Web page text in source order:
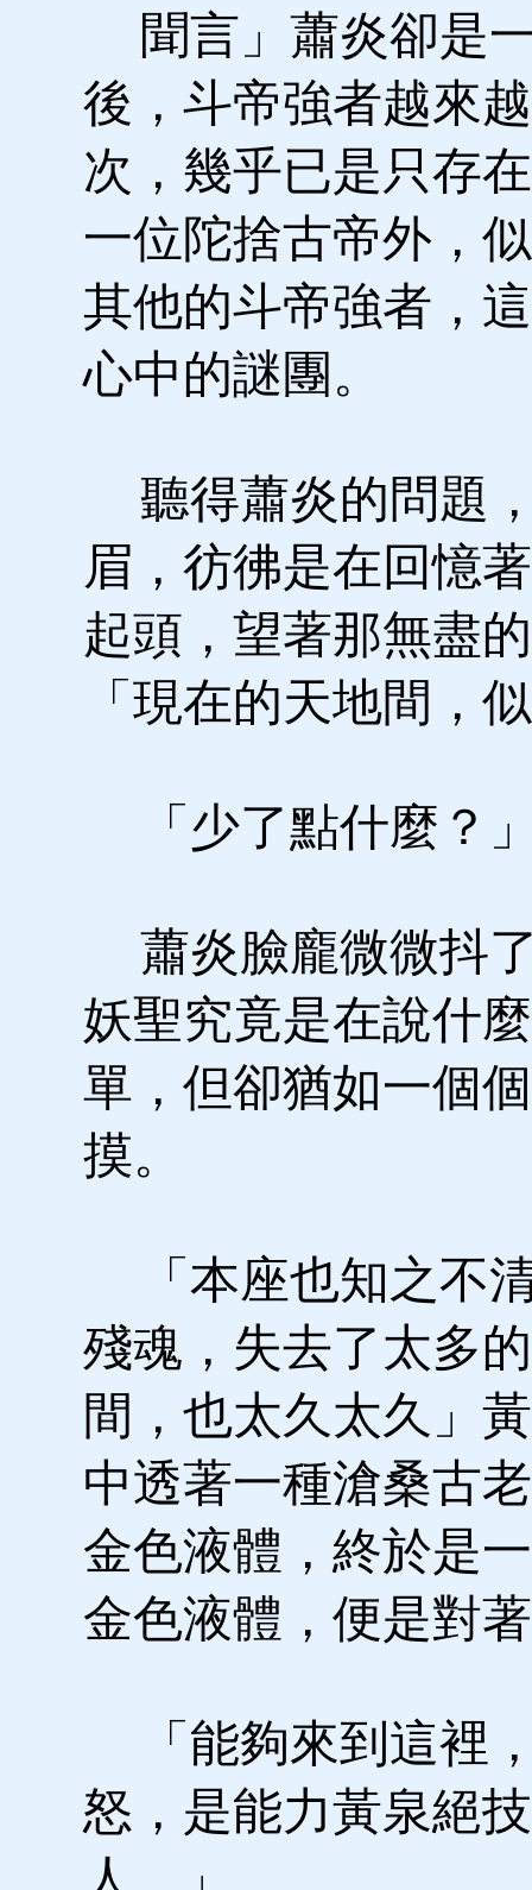
聞言」蕭炎卻是
後，斗帝強者越來
次，幾乎已是只存
一位陀捨古帝外，
其他的斗帝強者，
心中的謎團。
聽得蕭炎的問題
眉，彷彿是在回憶
起頭，望著那無盡
「現在的天地間
「少了點什麼？
蕭炎臉龐微微抖
妖聖究竟是在說什
單，但卻猶如一個
摸。
「本座也知之不
殘魂，失去了太多
間，也太久太久」
中透著一種滄桑古
金色液體，終於是
金色液體，便是對
「能夠來到這裡
怒，是能力黃泉絕
人。」